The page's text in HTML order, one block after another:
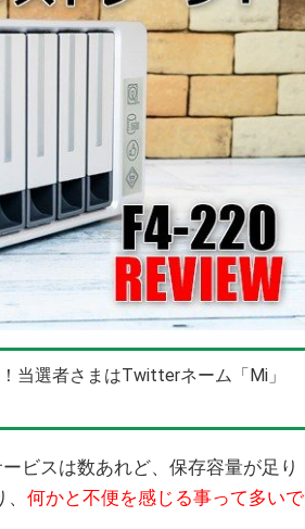
当選者さまはTwitterネーム「Mi」
ビスは数あれど、保存容量が足り
何かと不便を感じる事って多いで